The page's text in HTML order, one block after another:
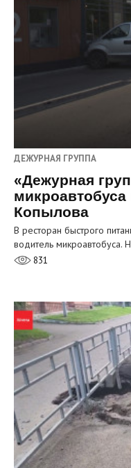
ДЕЖУРНАЯ ГРУППА
«Дежурная
Копылова
В ресторан быстрого
водитель
831